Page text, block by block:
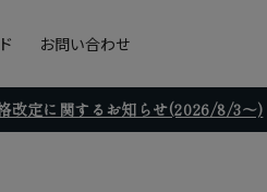
お問い合わせ
改定に関するお知らせ(2026/8/3～)